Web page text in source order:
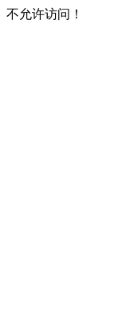
不允许访问！